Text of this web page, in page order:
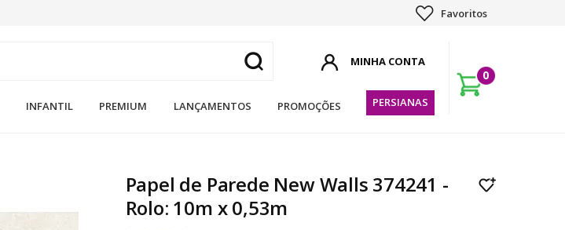
Favoritos
INFANTIL PREMIUM LANÇAMENTOS PROMOÇÕES PERSIANAS
0
Papel de Parede New Walls 374241 -
Rolo: 10m x 0,53m